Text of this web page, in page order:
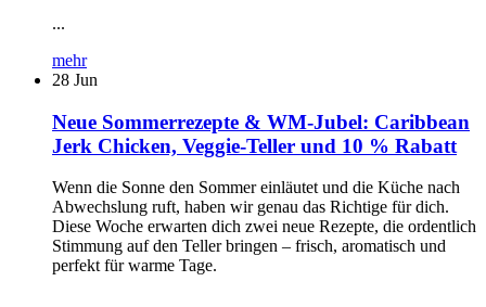
...
mehr
28 Jun
Neue Sommerrezepte & WM-Jubel: Caribbean
Jerk Chicken, Veggie-Teller und 10 % Rabatt
Wenn die Sonne den Sommer einläutet und die Küche nach
Abwechslung ruft, haben wir genau das Richtige für dich.
Diese Woche erwarten dich zwei neue Rezepte, die ordentlich
Stimmung auf den Teller bringen – frisch, aromatisch und
perfekt für warme Tage.